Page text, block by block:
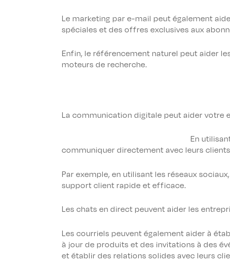
Le marketing par e-mail peut également
spéciales et des offres exclusives aux
Enfin, le référencement naturel peut aider
moteurs de recherche.
La communication digitale peut aider votre
En
communiquer directement avec leurs
Par exemple, en utilisant les réseaux
support client rapide et efficace.
Les chats en direct peuvent aider les
Les courriels peuvent également aider à
à jour de produits et des invitations à des
et établir des relations solides avec leurs